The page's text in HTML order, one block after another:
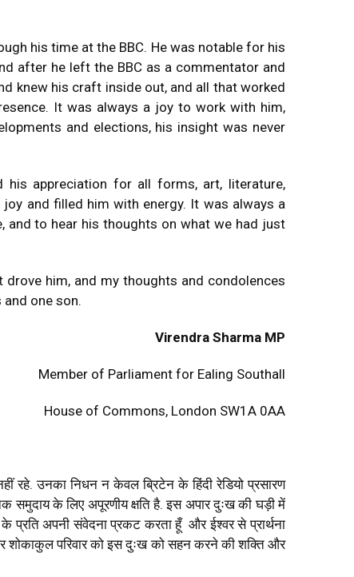
his time at the BBC. He was notable for his
after he left the BBC as a commentator and
knew his craft inside out, and all that worked
It was always a joy to work with him,
and elections, his insight was never
his appreciation for all forms, art, literature,
and filled him with energy. It was always a
and to hear his thoughts on what we had just
him, and my thoughts and condolences
one son.
Virendra Sharma MP
Member of Parliament for Ealing Southall
House of Commons, London SW1A 0AA
रहे. उनका निधन न केवल ब्रिटेन के हिंदी रेडियो प्रसारण
समुदाय के लिए अपूरणीय क्षति है. इस अपार दुःख की घड़ी में
प्रति अपनी संवेदना प्रकट करता हूँ और ईश्वर से प्रार्थना
शोकाकुल परिवार को इस दुःख को सहन करने की शक्ति और